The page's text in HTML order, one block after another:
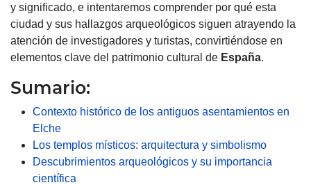
y significado, e intentaremos comprender por qué esta
ciudad y sus hallazgos arqueológicos siguen atrayendo la
atención de investigadores y turistas, convirtiéndose en
elementos clave del patrimonio cultural de España.
Sumario:
Contexto histórico de los antiguos asentamientos en
Elche
Los templos místicos: arquitectura y simbolismo
Descubrimientos arqueológicos y su importancia
científica